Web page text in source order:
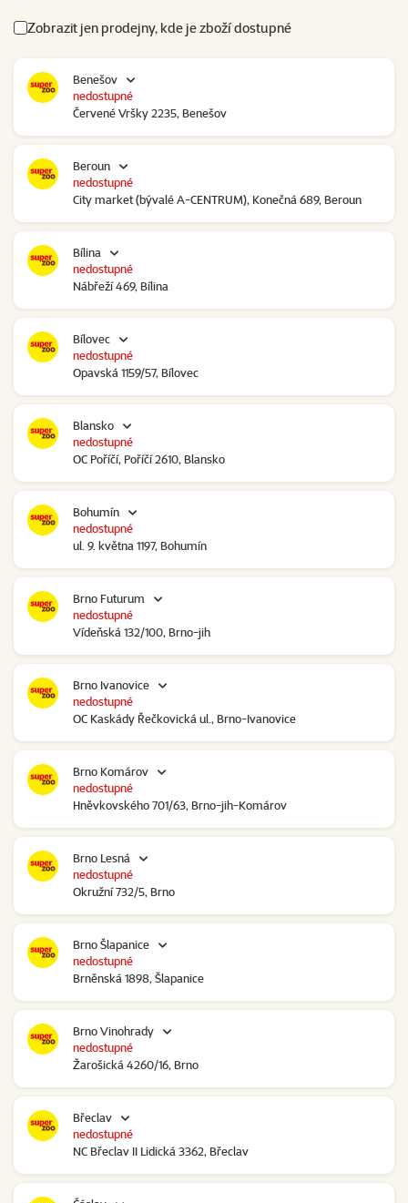
Zobrazit jen prodejny, kde je zboží dostupné
Benešov
Červené Vršky 2235, Benešov
nedostupné
Beroun
City market (bývalé A-CENTRUM), Konečná 689, Beroun
nedostupné
Bílina
Nábřeží 469, Bílina
nedostupné
Bílovec
Opavská 1159/57, Bílovec
nedostupné
Blansko
OC Poříčí, Poříčí 2610, Blansko
nedostupné
Bohumín
ul. 9. května 1197, Bohumín
nedostupné
Brno Futurum
Vídeňská 132/100, Brno-jih
nedostupné
Brno Ivanovice
OC Kaskády Řečkovická ul., Brno-Ivanovice
nedostupné
Brno Komárov
Hněvkovského 701/63, Brno-jih-Komárov
nedostupné
Brno Lesná
Okružní 732/5, Brno
nedostupné
Brno Šlapanice
Brněnská 1898, Šlapanice
nedostupné
Brno Vinohrady
Žarošická 4260/16, Brno
nedostupné
Břeclav
NC Břeclav II Lidická 3362, Břeclav
nedostupné